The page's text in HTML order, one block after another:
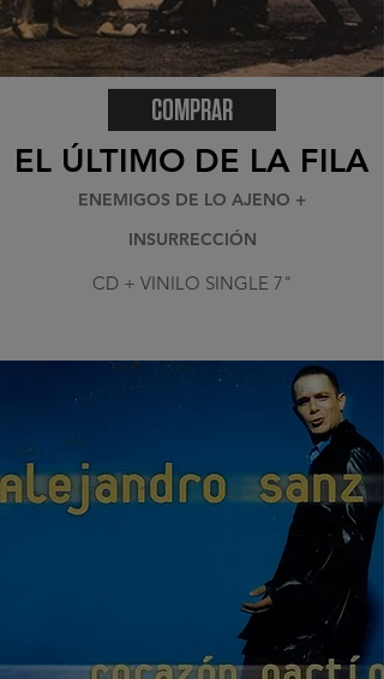
COMPRAR
EL ÚLTIMO DE LA FILA
ENEMIGOS DE LO AJENO +
INSURRECCIÓN
CD + VINILO SINGLE 7"